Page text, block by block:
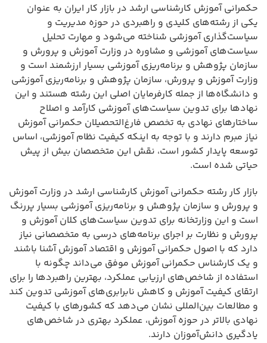
حکمرانی آموزش کارشناسی ارشد در بازار کار ایران به عنوان
یکی از رشته‌های کلیدی و راهبردی در حوزه مدیریت و
سیاست‌گذاری آموزشی شناخته می‌شود و مهارت تحلیل
سیاست‌های آموزشی و مشاوره در وزارت آموزش و پرورش و
سازمان پژوهش و برنامه‌ریزی آموزشی بسیار ارزشمند است و
وزارت آموزش و پرورش، سازمان پژوهش و برنامه‌ریزی آموزشی
و دانشگاه‌ها از جمله کارفرمایان اصلی این رشته هستند و این
نهادها برای تدوین سیاست‌های آموزشی کارآمد و اصلاح
ساختارهای نهادی به تخصص فارغ‌التحصیلان حکمرانی آموزش
نیاز مبرم دارند و با توجه به اینکه کیفیت نظام آموزشی، اساس
توسعه پایدار کشور است، نقش این متخصصان بیش از پیش
حیاتی شده است.
بازار کار رشته حکمرانی آموزش کارشناسی ارشد در وزارت آموزش
و پرورش و سازمان پژوهش و برنامه‌ریزی آموزشی بسیار پررنگ
است و این وزارتخانه برای تدوین سیاست‌های کلان آموزش و
پرورش و نظارت بر اجرای برنامه‌های درسی به متخصصانی نیاز
دارد که با اصول حکمرانی آموزش و اقتصاد آموزش آشنا باشند
و یک کارشناس حکمرانی آموزش موفق می‌داند چگونه با
استفاده از شاخص‌های ارزیابی عملکرد، بهترین راهبردها را برای
ارتقای کیفیت آموزش و کاهش نابرابری‌های آموزشی تدوین کند
و مطالعات بین‌المللی نشان می‌دهد که کشورهای با کیفیت
نهادی بالاتر در حوزه آموزش، عملکرد بهتری در شاخص‌های
یادگیری دانش‌آموزان دارند.